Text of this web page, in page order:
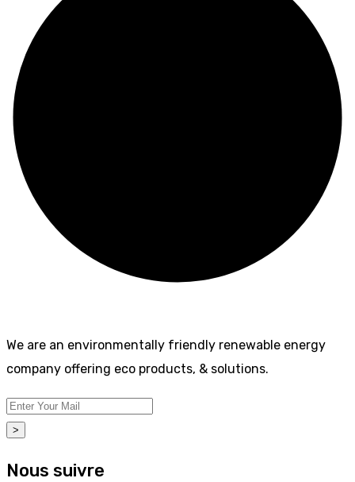
We are an environmentally friendly renewable energy
company offering eco products, & solutions.
>
Nous suivre